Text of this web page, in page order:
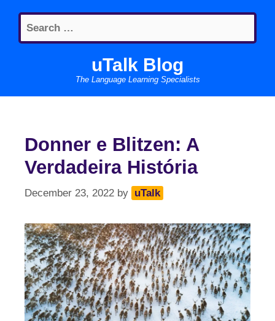
content
Search
for:
uTalk Blog
The Language Learning Specialists
Donner e Blitzen: A
Verdadeira História
December 23, 2022 by uTalk